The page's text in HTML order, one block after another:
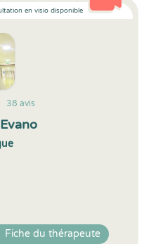
en visio disponible
38 avis
Fiche du thérapeute